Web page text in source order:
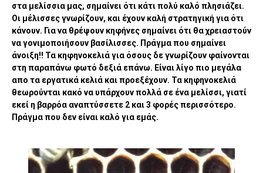
στα μελίσσια μας, σημαίνει ότι κάτι πολύ καλό πλησιάζει.
Οι μέλισσες γνωρίζουν, και έχουν καλή στρατηγική για ότι
κάνουν. Για να θρέψουν κηφήνες σημαίνει ότι θα χρειαστούν
να γονιμοποιήσουν βασίλισσες. Πράγμα που σημαίνει
άνοιξη!! Τα κηφηνοκελιά για όσους δε γνωρίζουν φαίνονται
στη παραπάνω φωτό δεξιά επάνω. Είναι λίγο πιο μεγάλα
απο τα εργατικά κελιά και προεξέχουν. Τα κηφηνοκελιά
θεωρούνται κακό να υπάρχουν πολλά σε ένα μελίσσι, γιατί
εκεί η βαρρόα αναπτύσσετε 2 και 3 φορές περισσότερο.
Πράγμα που δεν είναι καλό για εμάς.